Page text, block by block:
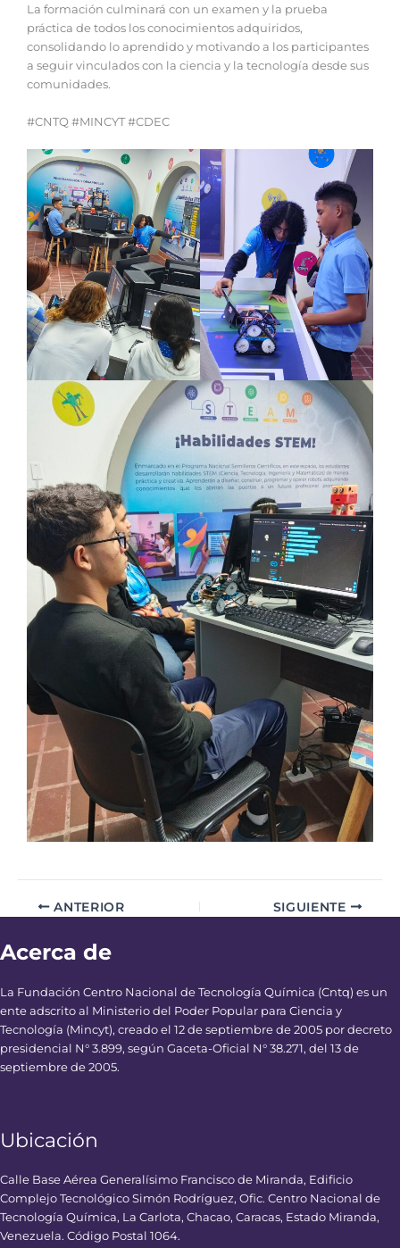
La formación culminará con un examen y la prueba
práctica de todos los conocimientos adquiridos,
consolidando lo aprendido y motivando a los participantes
a seguir vinculados con la ciencia y la tecnología desde sus
comunidades.
#CNTQ #MINCYT #CDEC
ANTERIOR SIGUIENTE
Acerca de
La Fundación Centro Nacional de Tecnología Química (Cntq) es un
ente adscrito al Ministerio del Poder Popular para Ciencia y
Tecnología (Mincyt), creado el 12 de septiembre de 2005 por decreto
presidencial N° 3.899, según Gaceta-Oficial N° 38.271, del 13 de
septiembre de 2005.
Ubicación
Calle Base Aérea Generalísimo Francisco de Miranda, Edificio
Complejo Tecnológico Simón Rodríguez, Ofic. Centro Nacional de
Tecnología Química, La Carlota, Chacao, Caracas, Estado Miranda,
Venezuela. Código Postal 1064.